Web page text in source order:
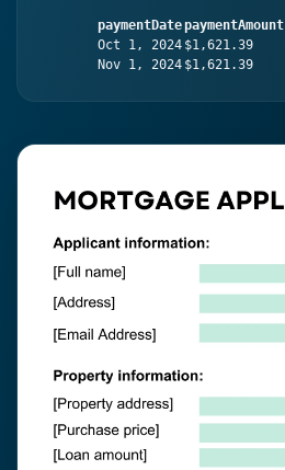
paymentDatepaymentAmount
Oct 1, 2024 $1,621.39
Nov 1, 2024 $1,621.39